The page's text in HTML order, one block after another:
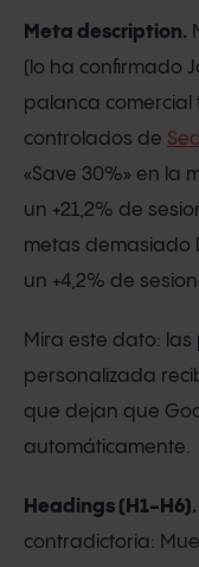
Meta description.
(lo ha confirmado
palanca comercial
controlados de
«Save 30%» en la
un +21,2% de
metas demasiado
un +4,2% de
Mira este dato:
personalizada
que dejan que
automáticamente.
Headings (H1-H6).
contradictoria: